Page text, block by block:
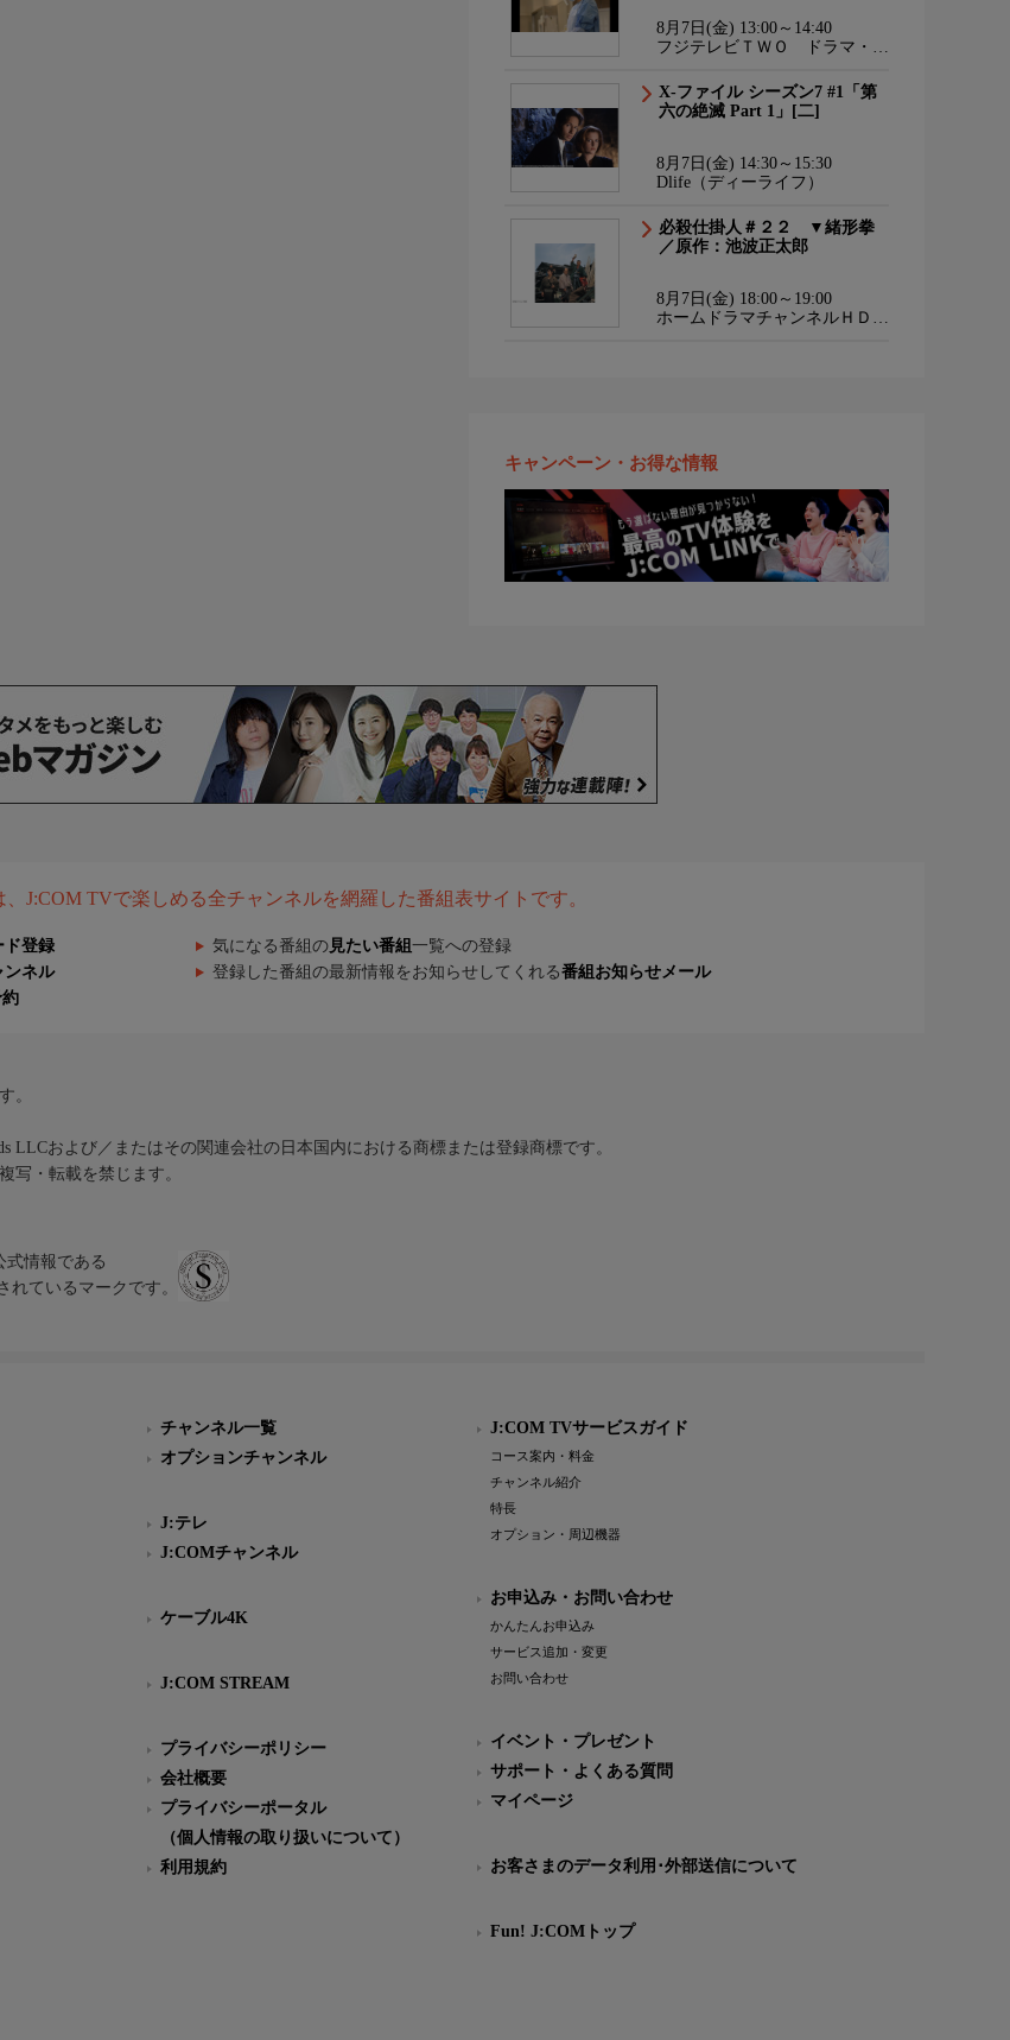
8月7日(金) 13:00～14:40
フジテレビＴＷＯ ドラマ・ア
X-ファイル シーズン7 #1「第
六の絶滅 Part 1」[二]
8月7日(金) 14:30～15:30
Dlife（ディーライフ）
必殺仕掛人＃２２ ▼緒形拳
／原作：池波正太郎
8月7日(金) 18:00～19:00
ホームドラマチャンネルＨＤ
キャンペーン・お得な情報
J:COM TVで楽しめる全チャンネルを網羅した番組表サイトです。
ド登録 気になる番組の 見たい番組 一覧への登録
ンネル 登録した番組の最新情報をお知らせしてくれる番組お知らせメール
約
。
LLCおよび／またはその関連会社の日本国内における商標または登録商標です。
写・転載を禁じます。
式情報である
れているマークです。
チャンネル一覧
オプションチャンネル
J:テレ
J:COMチャンネル
ケーブル4K
J:COM STREAM
プライバシーポリシー
会社概要
プライバシーポータル
（個人情報の取り扱いについて）
利用規約
J:COM TVサービスガイド
コース案内・料金
チャンネル紹介
特長
オプション・周辺機器
お申込み・お問い合わせ
かんたんお申込み
サービス追加・変更
お問い合わせ
イベント・プレゼント
サポート・よくある質問
マイページ
お客さまのデータ利用･外部送信について
Fun! J:COMトップ